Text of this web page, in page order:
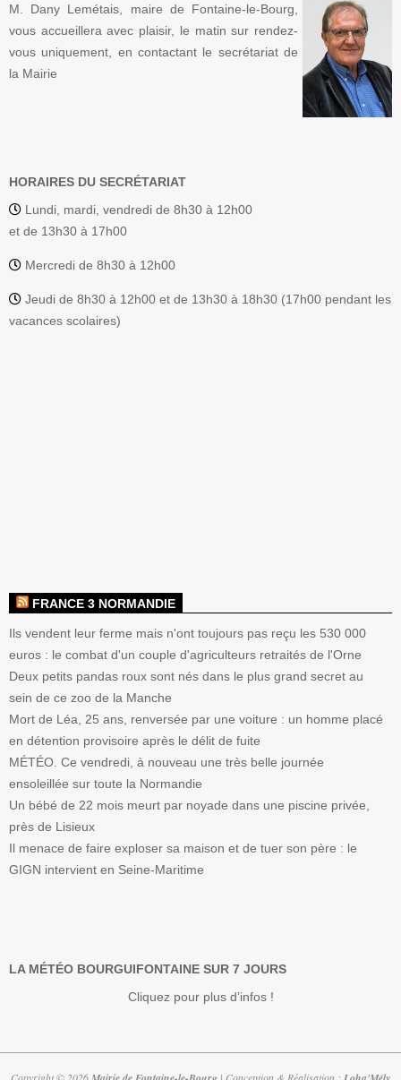
M. Dany Lemétais, maire de Fontaine-le-Bourg,
vous accueillera avec plaisir, le matin sur rendez-
vous uniquement, en contactant le secrétariat de
la Mairie
HORAIRES DU SECRÉTARIAT
Lundi, mardi, vendredi de 8h30 à 12h00
et de 13h30 à 17h00
Mercredi de 8h30 à 12h00
Jeudi de 8h30 à 12h00 et de 13h30 à 18h30 (17h00 pendant les
vacances scolaires)
FRANCE 3 NORMANDIE
Ils vendent leur ferme mais n'ont toujours pas reçu les 530 000
euros : le combat d'un couple d'agriculteurs retraités de l'Orne
Deux petits pandas roux sont nés dans le plus grand secret au
sein de ce zoo de la Manche
Mort de Léa, 25 ans, renversée par une voiture : un homme placé
en détention provisoire après le délit de fuite
MÉTÉO. Ce vendredi, à nouveau une très belle journée
ensoleillée sur toute la Normandie
Un bébé de 22 mois meurt par noyade dans une piscine privée,
près de Lisieux
Il menace de faire exploser sa maison et de tuer son père : le
GIGN intervient en Seine-Maritime
LA MÉTÉO BOURGUIFONTAINE SUR 7 JOURS
Cliquez pour plus d’infos !
Copyright © 2026 | Conception & Réalisation :